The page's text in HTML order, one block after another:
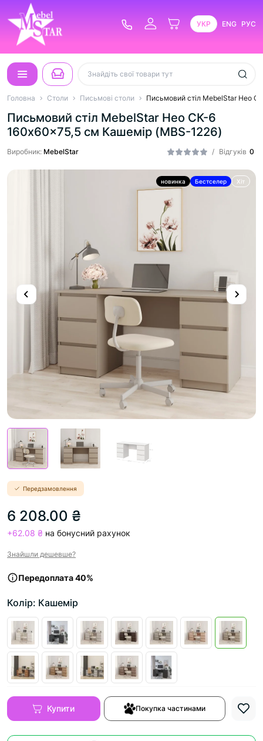
УКР ENG РУС
Головна Столи Письмові столи Письмовий стіл MebelStar Нео
Письмовий стіл MebelStar Нео СК-6
160x60x75,5 см Кашемір (MBS-1226)
/ Відгуків 0
Виробник: MebelStar
новинка Бестселер Хіт
Передзамовлення
6 208.00 ₴
+62.08 ₴ на бонусний рахунок
Знайшли дешевше?
Передоплата 40%
Колір: Кашемір
Купити Покупка частинами